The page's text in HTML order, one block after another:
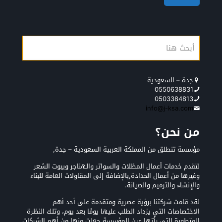
جدة – السعودية
0550638831
0503384813
info@j-ksa.com
من نحن؟
مؤسسة تنطلق من المملكة العربية السعودية – جدة,
لتقدم خدمات أعمال المظلات والسواتر والهناجر وبيوت الشعر
وغيرها من أعمال الحدادة,بالإضافة إلى المقاولات العامة للبناء
والإنشاء والترميم والصيانة.
لقد قامت شركتنا برؤية عصرية ومتقدمة على أحد أهم
الاختصاصات التي يزداد الطلب عليها يومًا بعد يوم، وتلك النظرة